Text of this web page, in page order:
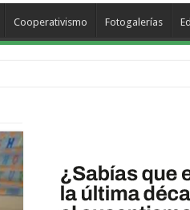
Cooperativismo Fotogalerías